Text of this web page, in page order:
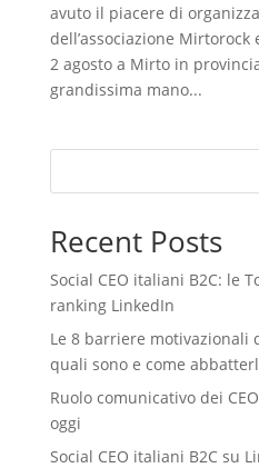
avuto il piacere di
dell’associazione Mirtorock
2 agosto a Mirto in
grandissima mano...
Recent Posts
Social CEO italiani B2C: le
ranking LinkedIn
Le 8 barriere motivazionali
quali sono e come
Ruolo comunicativo dei
oggi
Social CEO italiani B2C su